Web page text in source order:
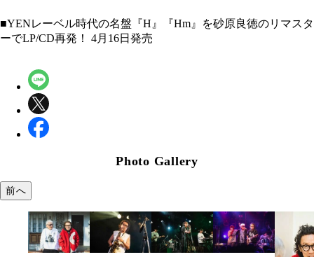
■YENレーベル時代の名盤『H』『Hm』を砂原良徳のリマスタ
ーでLP/CD再発！ 4月16日発売
Photo Gallery
前へ